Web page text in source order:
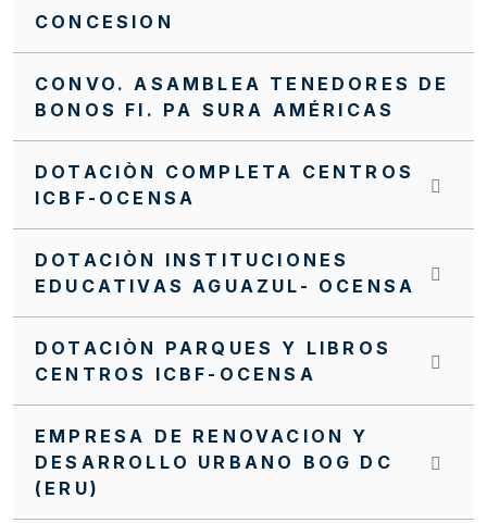
CONCESION
CONVO. ASAMBLEA TENEDORES DE
BONOS FI. PA SURA AMÉRICAS
DOTACIÒN COMPLETA CENTROS
ICBF-OCENSA
DOTACIÒN INSTITUCIONES
EDUCATIVAS AGUAZUL- OCENSA
DOTACIÒN PARQUES Y LIBROS
CENTROS ICBF-OCENSA
EMPRESA DE RENOVACION Y
DESARROLLO URBANO BOG DC
(ERU)